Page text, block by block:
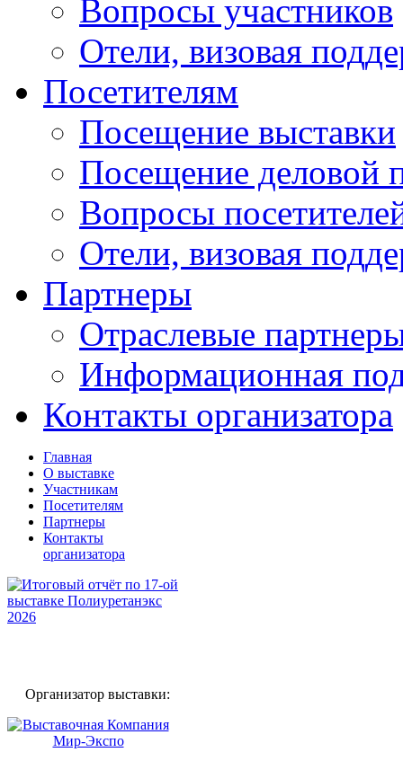
Вопросы участников
Отели, визовая
Посетителям
Посещение выставки
Посещение деловой
Вопросы
Отели, визовая
Партнеры
Отраслевые
Информационная
Контакты организатора
Главная
О выставке
Участникам
Посетителям
Партнеры
Контакты
организатора
Организатор выставки: